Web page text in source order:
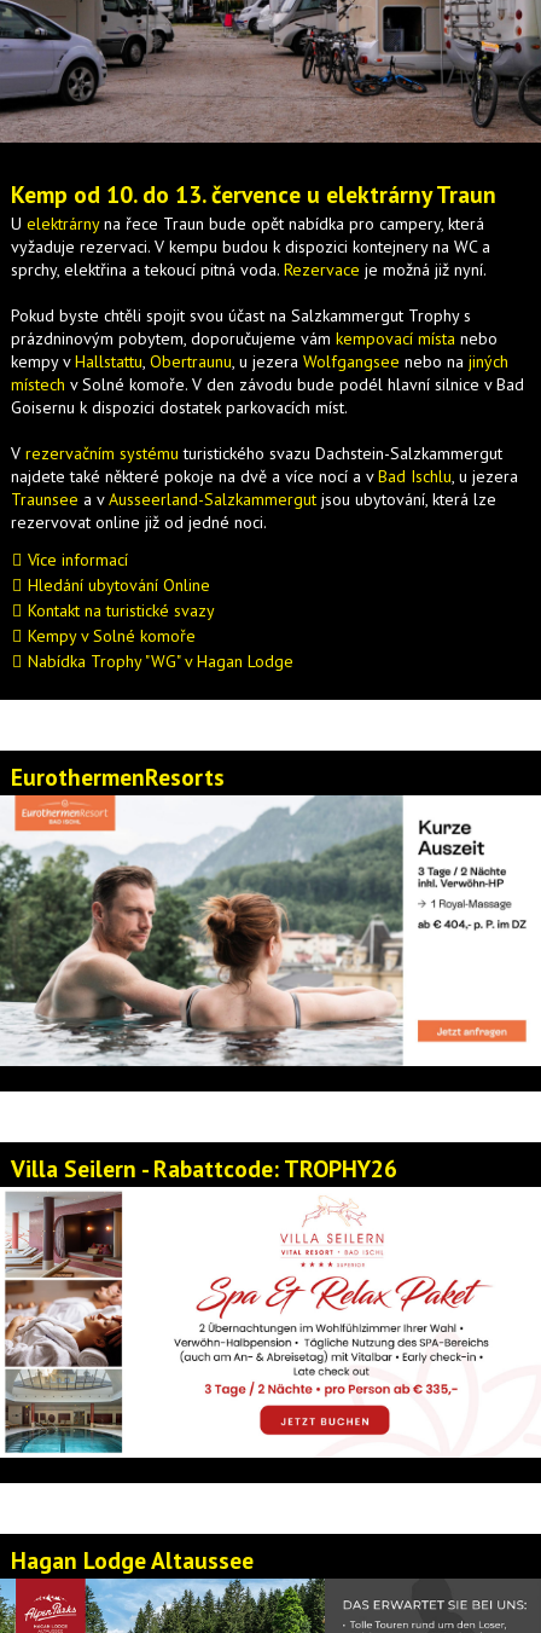
Kemp od 10. do 13. července u elektrárny Traun
U elektrárnyna řece Traun bude opět nabídka pro campery, která
vyžaduje rezervaci. V kempu budou k dispozici kontejnery na WC a
sprchy, elektřina a tekoucí pitná voda. Rezervace je možná již nyní.
Pokud byste chtěli spojit svou účast na Salzkammergut Trophy s
prázdninovým pobytem, doporučujeme vám kempovací místa nebo
kempy vHallstattu, Obertraunu, u jezera Wolfgangsee nebo na jiných
místech v Solné komoře. V den závodu bude podél hlavní silnice v Bad
Goisernu k dispozici dostatek parkovacích míst.
V rezervačním systému turistického svazu Dachstein-Salzkammergut
najdete také některé pokoje na dvě a více nocí a vBad Ischlu, u jezera
Traunsee a vAusseerland-Salzkammergut jsou ubytování, která lze
rezervovat online již od jedné noci.
Více informací
Hledání ubytování Online
Kontakt na turistické svazy
Kempy v Solné komoře
Nabídka Trophy "WG" v Hagan Lodge
EurothermenResorts
Villa Seilern - Rabattcode: TROPHY26
Hagan Lodge Altaussee